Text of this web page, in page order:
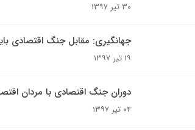
۳۰ تیر ۱۳۹۷
جهانگیری: مقابل جنگ اقتصادی
۱۹ تیر ۱۳۹۷
دوران جنگ اقتصادی با مردان
۰۴ تیر ۱۳۹۷